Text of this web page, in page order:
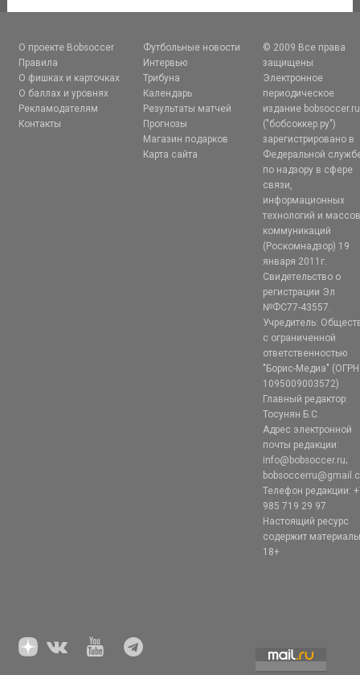
О проекте Bobsoccer
Правила
О фишках и карточках
О баллах и уровнях
Рекламодателям
Контакты
Футбольные новости
Интервью
Трибуна
Календарь
Результаты матчей
Прогнозы
Магазин подарков
Карта сайта
© 2009 Все права
защищены.
Электронное
периодическое
издание bobsoccer.ru
("бобсоккер.ру")
зарегистрировано в
Федеральной
по надзору в сфере
связи,
информационных
технологий и
коммуникаций
(Роскомнадзор) 19
января 2011г.
Свидетельство о
регистрации Эл
№ФС77-43557.
Учредитель:
с ограниченной
ответственностью
"Борис-Медиа" (ОГРН
1095009003572)
Главный редактор:
Тосунян Б.С.
Адрес электронной
почты редакции:
info@bobsoccer.ru;
Телефон редакции:
985 719 29 97
Настоящий ресурс
содержит
18+